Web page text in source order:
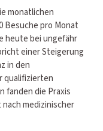
monatlichen
Besuche pro Monat
heute bei ungefähr
einer Steigerung
in den
qualifizierten
fanden die Praxis
medizinischer